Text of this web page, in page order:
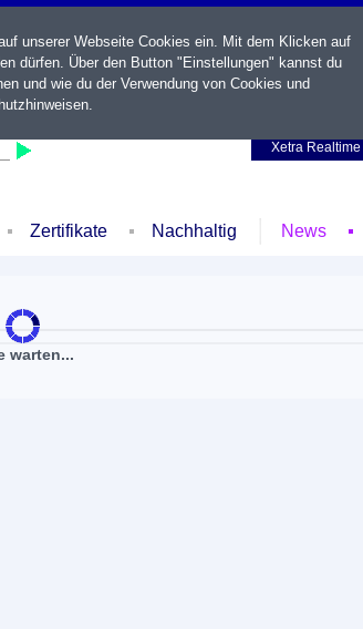
Xetra Realtime
Zertifikate Nachhaltig News
warten...
unserer Webseite Cookies ein. Mit dem Klicken auf
dürfen. Über den Button "Einstellungen" kannst du
und wie du der Verwendung von Cookies und
.